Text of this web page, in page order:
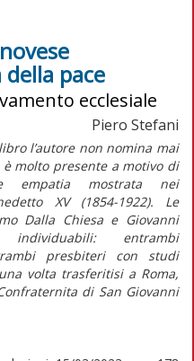
pace
ecclesiale
Piero Stefani
l’autore non nomina mai
è molto presente a motivo di
empatia mostrata nei
XV (1854-1922). Le
Dalla Chiesa e Giovanni
entrambi
presbiteri con studi
volta trasferitisi a Roma,
di San Giovanni